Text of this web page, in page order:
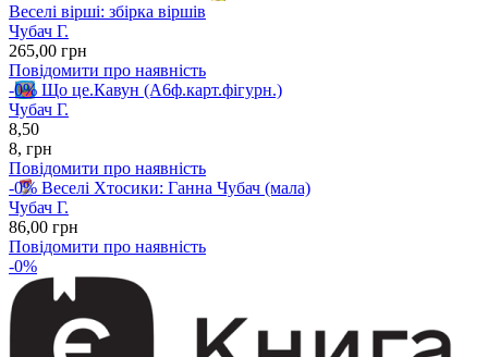
Веселі вірші: збірка віршів
Чубач Г.
265,00 грн
Повідомити про наявність
-0% Що це.Кавун (А6ф.карт.фігурн.)
Чубач Г.
8,50
8, грн
Повідомити про наявність
-0% Веселі Хтосики: Ганна Чубач (мала)
Чубач Г.
86,00 грн
Повідомити про наявність
-0%